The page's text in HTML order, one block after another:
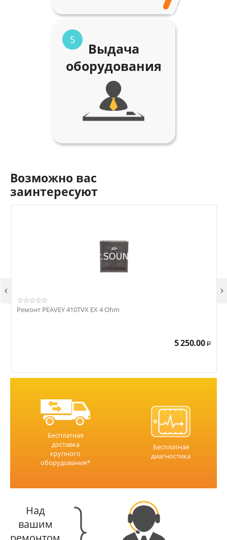
5
Выдача
оборудования
Возможно вас
заинтересуют
Ремонт PEAVEY 410TVX EX 4 Ohm
5 250.00 Р
 
Бесплатная
доставка
крупного
оборудования*
Бесплатная
диагностика
Над
вашим